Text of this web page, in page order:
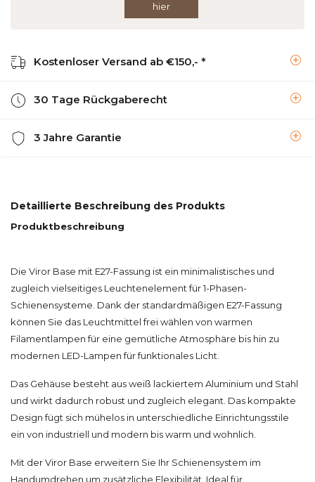
hier
Kostenloser Versand ab €150,- *
30 Tage Rückgaberecht
3 Jahre Garantie
Detaillierte Beschreibung des Produkts
Produktbeschreibung
Die Viror Base mit E27-Fassung ist ein minimalistisches und
zugleich vielseitiges Leuchtenelement für 1-Phasen-
Schienensysteme. Dank der standardmäßigen E27-Fassung
können Sie das Leuchtmittel frei wählen von warmen
Filamentlampen für eine gemütliche Atmosphäre bis hin zu
modernen LED-Lampen für funktionales Licht.
Das Gehäuse besteht aus weiß lackiertem Aluminium und Stahl
und wirkt dadurch robust und zugleich elegant. Das kompakte
Design fügt sich mühelos in unterschiedliche Einrichtungsstile
ein von industriell und modern bis warm und wohnlich.
Mit der Viror Base erweitern Sie Ihr Schienensystem im
Handumdrehen um zusätzliche Flexibilität. Ideal für